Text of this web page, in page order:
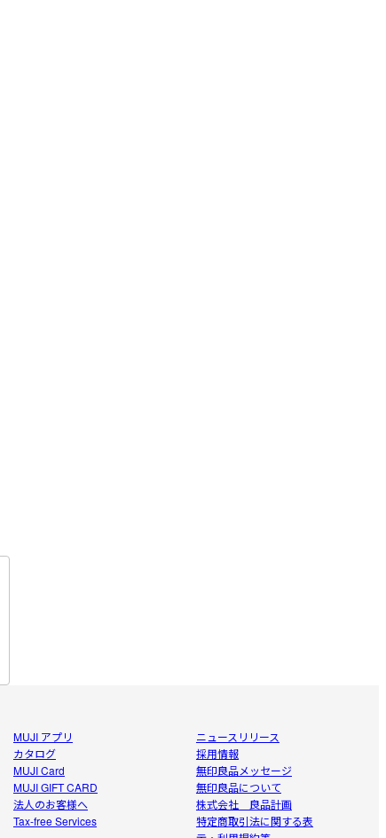
MUJI アプリ
カタログ
MUJI Card
MUJI GIFT CARD
法人のお客様へ
Tax-free Services
ニュースリリース
採用情報
無印良品メッセージ
無印良品について
株式会社 良品計画
特定商取引法に関する表